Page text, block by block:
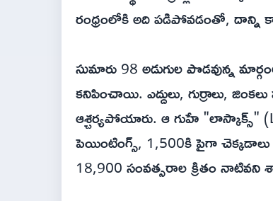
రంధ్రంలోకి అది పడిపోవడంతో, దాన్ని
సుమారు 98 అడుగుల పొడవున్న
కనిపించాయి. ఎద్దులు, గుర్రాలు,
ఆశ్చర్యపోయారు. ఆ గుహే "లాస్కాక్స్"
పెయింటింగ్స్, 1,500కి పైగా
18,900 సంవత్సరాల క్రితం నాటివని